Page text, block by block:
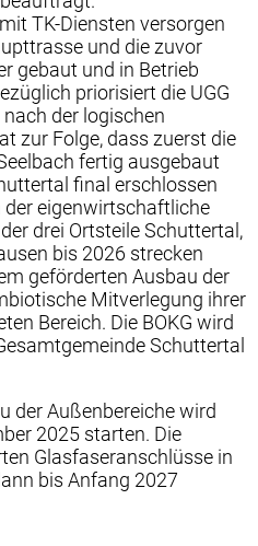
TK-Diensten versorgen
und die zuvor
gebaut und in Betrieb
priorisiert die UGG
der logischen
zur Folge, dass zuerst die
fertig ausgebaut
final erschlossen
der eigenwirtschaftliche
drei Ortsteile Schuttertal,
bis 2026 strecken
geförderten Ausbau der
Mitverlegung ihrer
Bereich. Die BOKG wird
Schuttertal
der Außenbereiche wird
2025 starten. Die
Glasfaseranschlüsse in
bis Anfang 2027